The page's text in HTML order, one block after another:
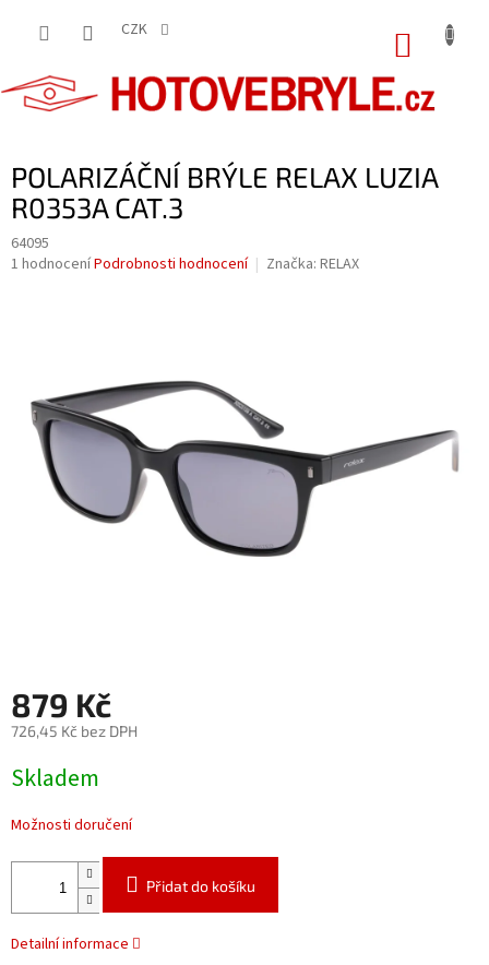
CZK
POLARIZÁČNÍ BRÝLE RELAX LUZIA
R0353A CAT.3
64095
Průměrné
hvězdiček.
1 hodnoceníPodrobnosti hodnocení Značka: RELAX
879 Kč
726,45 Kč bez DPH
cena:
Skladem
Možnosti doručení
Přidat do košíku
Detailní informace